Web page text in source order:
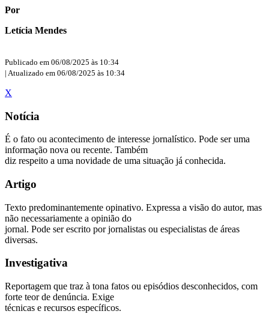
Por
Letícia Mendes
Publicado em 06/08/2025 às 10:34
| Atualizado em 06/08/2025 às 10:34
X
Notícia
É o fato ou acontecimento de interesse jornalístico. Pode ser uma
informação nova ou recente. Também
diz respeito a uma novidade de uma situação já conhecida.
Artigo
Texto predominantemente opinativo. Expressa a visão do autor, mas
não necessariamente a opinião do
jornal. Pode ser escrito por jornalistas ou especialistas de áreas
diversas.
Investigativa
Reportagem que traz à tona fatos ou episódios desconhecidos, com
forte teor de denúncia. Exige
técnicas e recursos específicos.